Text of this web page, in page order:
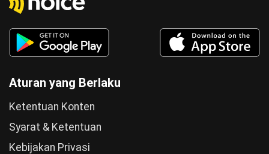
Aturan yang Berlaku
Ketentuan Konten
Syarat & Ketentuan
Kebijakan Privasi